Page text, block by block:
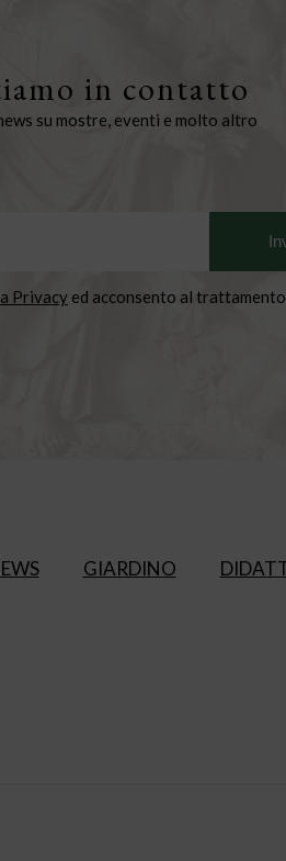
in contatto
su mostre, eventi e molto altro
Privacy ed acconsento al
GIARDINO